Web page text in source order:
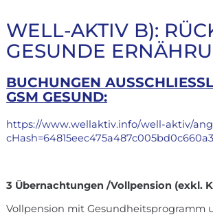
WELL-AKTIV B):
GESUNDE
BUCHUNGEN
SM GESUND:
https://www.wellaktiv.info/well-aktiv/
3 Übernachtungen /Vollpension (exkl.
Vollpension mit Gesundheitsprogramm